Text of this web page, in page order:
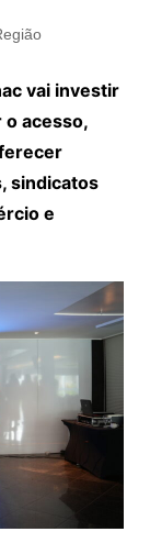
vai investir
o acesso,
sindicatos
e